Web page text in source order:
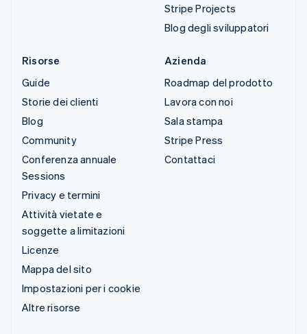
Stripe Projects
Blog degli sviluppatori
Risorse
Guide
Storie dei clienti
Blog
Community
Conferenza annuale
Sessions
Privacy e termini
Attività vietate e
soggette a limitazioni
Licenze
Mappa del sito
Impostazioni per i cookie
Altre risorse
Azienda
Roadmap del prodotto
Lavora con noi
Sala stampa
Stripe Press
Contattaci